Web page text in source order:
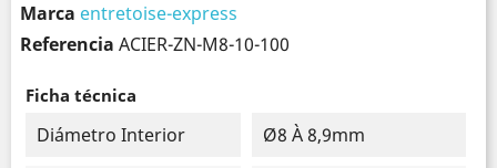
Marca entretoise-express
Referencia ACIER-ZN-M8-10-100
Ficha técnica
Diámetro Interior Ø8 À 8,9mm